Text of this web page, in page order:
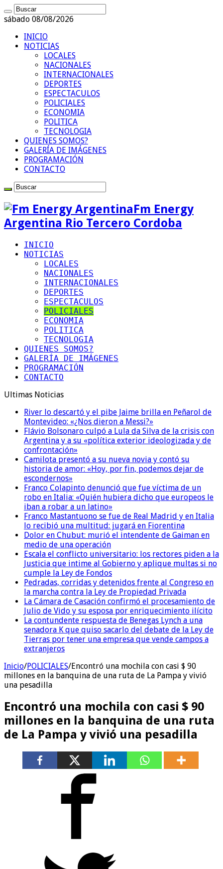
sábado 08/08/2026
INICIO
NOTICIAS
LOCALES
NACIONALES
INTERNACIONALES
DEPORTES
ESPECTACULOS
POLICIALES
ECONOMIA
POLITICA
TECNOLOGIA
QUIENES SOMOS?
GALERÍA DE IMÁGENES
PROGRAMACIÓN
CONTACTO
Fm Energy
Argentina Rio Tercero Cordoba
INICIO
NOTICIAS
LOCALES
NACIONALES
INTERNACIONALES
DEPORTES
ESPECTACULOS
POLICIALES
ECONOMIA
POLITICA
TECNOLOGIA
QUIENES SOMOS?
GALERÍA DE IMÁGENES
PROGRAMACIÓN
CONTACTO
Ultimas Noticias
River lo descartó y el pibe Jaime brilla en Peñarol de
Montevideo: «¿Nos dieron a Messi?»
Flávio Bolsonaro culpó a Lula da Silva de la crisis con
Argentina y a su «política exterior ideologizada y de
confrontación»
Camilota presentó a su nueva novia y contó su
historia de amor: «Hoy, por fin, podemos dejar de
escondernos»
Franco Colapinto denunció que fue víctima de un
robo en Italia: «Quién hubiera dicho que europeos le
iban a robar a un latino»
Franco Mastantuono se fue de Real Madrid y en Italia
lo recibió una multitud: jugará en Fiorentina
Dolor en Chubut: murió el intendente de Gaiman en
medio de una operación
Escala el conflicto universitario: los rectores piden a la
Justicia que intime al Gobierno y aplique multas si no
cumple la Ley de Fondos
Pedradas, corridas y detenidos frente al Congreso en
la marcha contra la Ley de Propiedad Privada
La Cámara de Casación confirmó el procesamiento de
Julio de Vido y su esposa por enriquecimiento ilícito
La contundente respuesta de Benegas Lynch a una
senadora K que quiso sacarlo del debate de la Ley de
Tierras por tener una empresa que vende campos a
extranjeros
Inicio/POLICIALES/Encontró una mochila con casi $ 90
millones en la banquina de una ruta de La Pampa y vivió
una pesadilla
Encontró una mochila con casi $ 90
millones en la banquina de una ruta
de La Pampa y vivió una pesadilla